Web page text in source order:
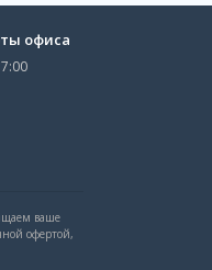
офиса
ваше
офертой,